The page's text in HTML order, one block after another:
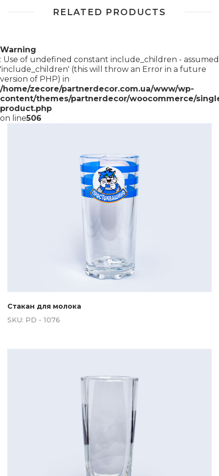
RELATED PRODUCTS
Warning
: Use of undefined constant include_children - assumed
'include_children' (this will throw an Error in a future
version of PHP) in
/home/zecore/partnerdecor.com.ua/www/wp-
content/themes/partnerdecor/woocommerce/
product.php
on line506
Стакан для молока
SKU: PD - 1076